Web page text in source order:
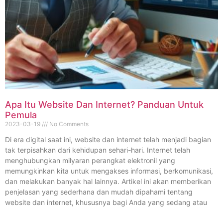
Apa Itu Website Dan Internet? Panduan Untuk
Pemula
2023-03-19 No Comments
Di era digital saat ini, website dan internet telah menjadi bagian
tak terpisahkan dari kehidupan sehari-hari. Internet telah
menghubungkan milyaran perangkat elektronil yang
memungkinkan kita untuk mengakses informasi, berkomunikasi,
dan melakukan banyak hal lainnya. Artikel ini akan memberikan
penjelasan yang sederhana dan mudah dipahami tentang
website dan internet, khususnya bagi Anda yang sedang atau